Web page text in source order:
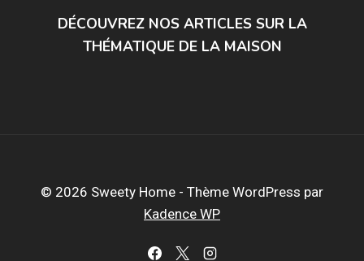
DÉCOUVREZ NOS ARTICLES SUR LA
THÉMATIQUE DE LA MAISON
© 2026 Sweety Home - Thème WordPress par
Kadence WP